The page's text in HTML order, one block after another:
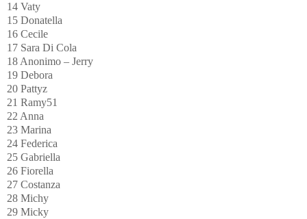
14 Vaty
15 Donatella
16 Cecile
17 Sara Di Cola
18 Anonimo – Jerry
19 Debora
20 Pattyz
21 Ramy51
22 Anna
23 Marina
24 Federica
25 Gabriella
26 Fiorella
27 Costanza
28 Michy
29 Micky